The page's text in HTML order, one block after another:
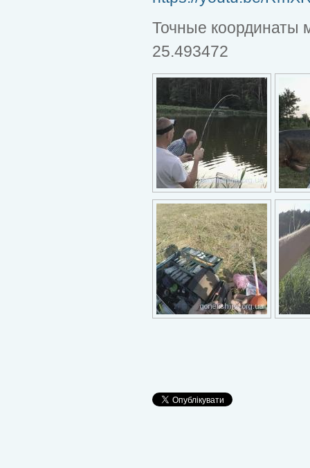
Точные координаты
25.493472